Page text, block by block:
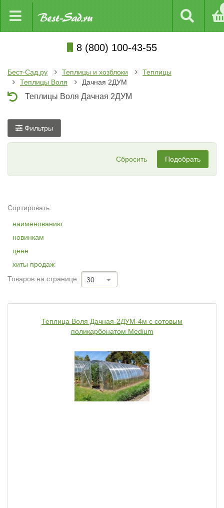
8 (800) 100-43-55
Бест-Сад.ру Теплицы и хозблоки
Теплицы
Теплицы Воля
Дачная 2ДУМ
Теплицы Воля Дачная 2ДУМ
Фильтры
Сбросить Подобрать
Сортировать:
наименованию
новинкам
цене
хиты продаж
Товаров на странице:
30
Теплица Воля Дачная-2ДУМ-4м c сотовым
поликарбонатом Medium